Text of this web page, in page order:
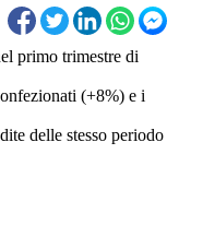
primo trimestre di
(+8%) e i
delle stesso periodo